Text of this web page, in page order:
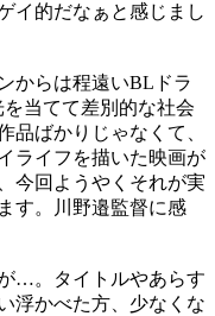
イ的だなぁと感じまし
からは程遠いBLドラ
当てて差別的な社会
品ばかりじゃなくて、
ライフを描いた映画が
今回ようやくそれが実
す。川野邉監督に感
…。タイトルやあらす
浮かべた方、少なくな